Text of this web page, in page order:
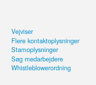
Vejviser
Flere kontaktoplysninger
Stamoplysninger
Søg medarbejdere
Whistleblowerordning